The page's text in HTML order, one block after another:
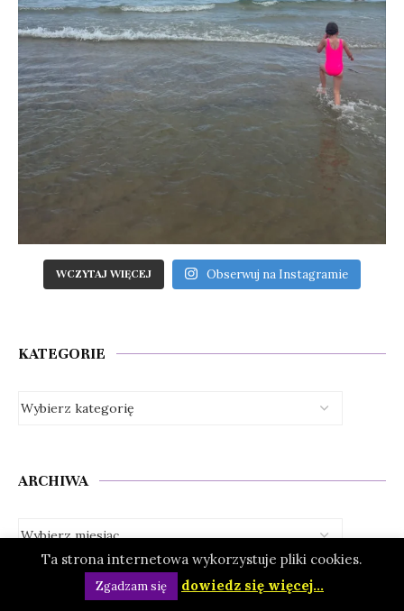
WCZYTAJ WIĘCEJ Obserwuj na Instagramie
KATEGORIE
ARCHIWA
Ta strona internetowa wykorzystuje pliki cookies.
Zgadzam się dowiedz się więcej...